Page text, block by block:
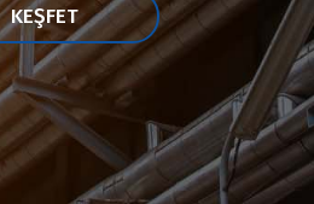
KEŞFET